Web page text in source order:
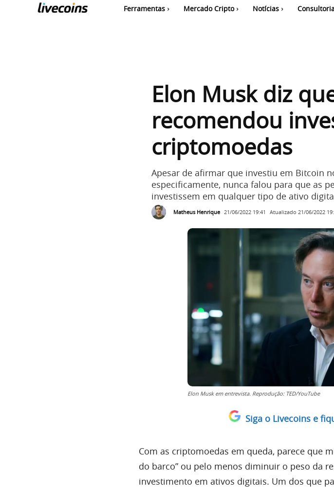
Ferramentas Mercado Cripto Notícias
Elon Musk diz
recomendou
criptomoedas
Apesar de afirmar que investiu em Bitcoin
especificamente, nunca falou para que as
investissem em qualquer tipo de ativo
Matheus Henrique 21/06/2022 19:41 Atualizado 21/06/2022
Elon Musk em entrevista. Reprodução: TED/YouTube
Siga o Livecoins e
Com as criptomoedas em queda, parece que
do barco” ou pelo menos diminuir o peso da
investimento em ativos digitais. Um dos que